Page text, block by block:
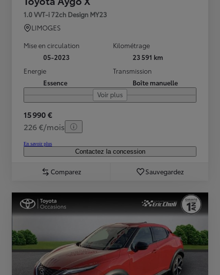
1.0 VVT-i 72ch Design MY23
LIMOGES
Mise en circulation
05-2023
Kilométrage
23 591 km
Energie
Essence
Transmission
Boîte manuelle
Voir plus
15 990 €
226 €/mois
En savoir plus
Contactez la concession
Comparez Sauvegardez